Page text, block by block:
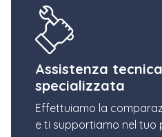
Assistenza tecnica
specializzata
Effettuiamo la
e ti supportiamo nel tuo